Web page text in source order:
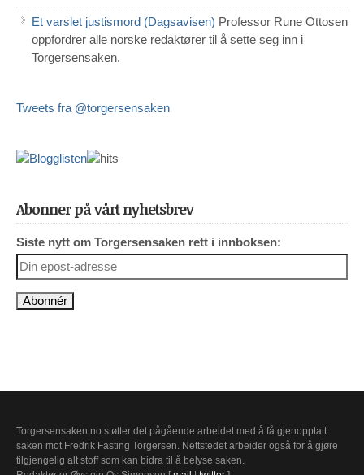
Et varslet justismord (Dagsavisen) Professor Rune Ottosen
oppfordrer alle norske redaktører til å sette seg inn i
Torgersensaken.
Tweets fra @torgersensaken
Abonner på vårt nyhetsbrev
Siste nytt om Torgersensaken rett i innboksen:
Torgersensaken.no støtter det pågående arbeidet med å få gjenopptatt
saken mot Fredrik Fasting Torgersen. Nettstedet arbeider også for å gjøre
tilgjengelig alt stoff som kan bidra til å belyse saken.